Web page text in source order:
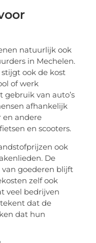
natuurlijk ook
in Mechelen.
ook de kost
of werk
van auto’s
afhankelijk
en andere
en scooters.
ook
De
goederen blijft
zelf ook
veel bedrijven
dat de
dat hun